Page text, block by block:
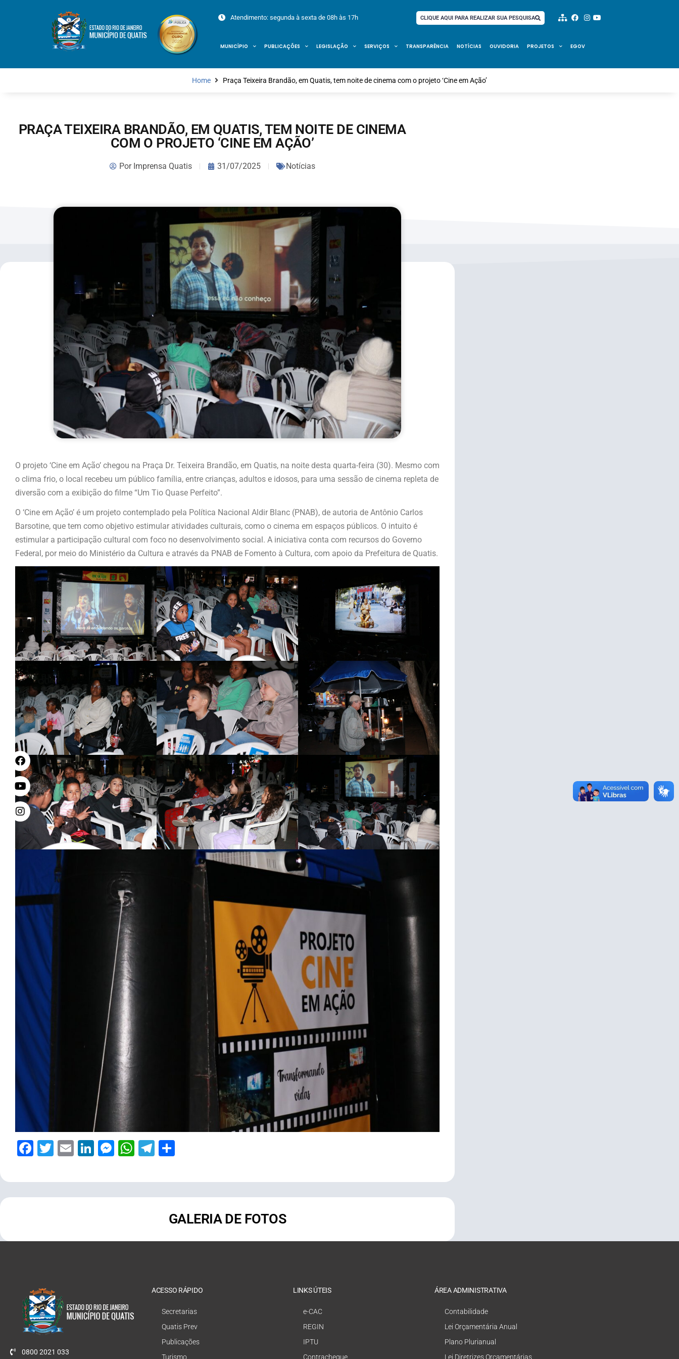
Atendimento: segunda à sexta de 08h às 17h CLIQUE AQUI PARA REALIZAR SUA PESQUISA
MUNICÍPIO PUBLICAÇÕES LEGISLAÇÃO SERVIÇOS TRANSPARÊNCIA NOTÍCIAS OUVIDORIA PROJETOS EGOV
Home Praça Teixeira Brandão, em Quatis, tem noite de cinema com o projeto ‘Cine em Ação’
PRAÇA TEIXEIRA BRANDÃO, EM QUATIS, TEM NOITE DE CINEMA
COM O PROJETO ‘CINE EM AÇÃO’
PorImprensa Quatis 31/07/2025 Notícias
O projeto ‘Cine em Ação’ chegou na Praça Dr. Teixeira Brandão, em Quatis, na noite desta quarta-feira (30). Mesmo com
o clima frio, o local recebeu um público família, entre crianças, adultos e idosos, para uma sessão de cinema repleta de
diversão com a exibição do filme “Um Tio Quase Perfeito”.
O ‘Cine em Ação’ é um projeto contemplado pela Política Nacional Aldir Blanc (PNAB), de autoria de Antônio Carlos
Barsotine, que tem como objetivo estimular atividades culturais, como o cinema em espaços públicos. O intuito é
estimular a participação cultural com foco no desenvolvimento social. A iniciativa conta com recursos do Governo
Federal, por meio do Ministério da Cultura e através da PNAB de Fomento à Cultura, com apoio da Prefeitura de Quatis.
Facebook
Twitter
EmailLinkedIn
Messenger
WhatsApp
Telegram
GALERIA DE FOTOS
0800 2021 033
ACESSO RÁPIDO
Secretarias
Quatis Prev
Publicações
Turismo
LINKS ÚTEIS
e-CAC
REGIN
IPTU
Contracheque
ÁREA ADMINISTRATIVA
Contabilidade
Lei Orçamentária Anual
Plano Plurianual
Lei Diretrizes Orçamentárias